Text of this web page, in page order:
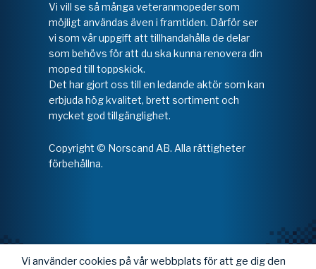
Vi vill se så många veteranmopeder som
möjligt användas även i framtiden. Därför ser
vi som vår uppgift att tillhandahålla de delar
som behövs för att du ska kunna renovera din
moped till toppskick.
Det har gjort oss till en ledande aktör som kan
erbjuda hög kvalitet, brett sortiment och
mycket god tillgänglighet.
Copyright © Norscand AB. Alla rättigheter
förbehållna.
Vi använder cookies på vår webbplats för att ge dig den